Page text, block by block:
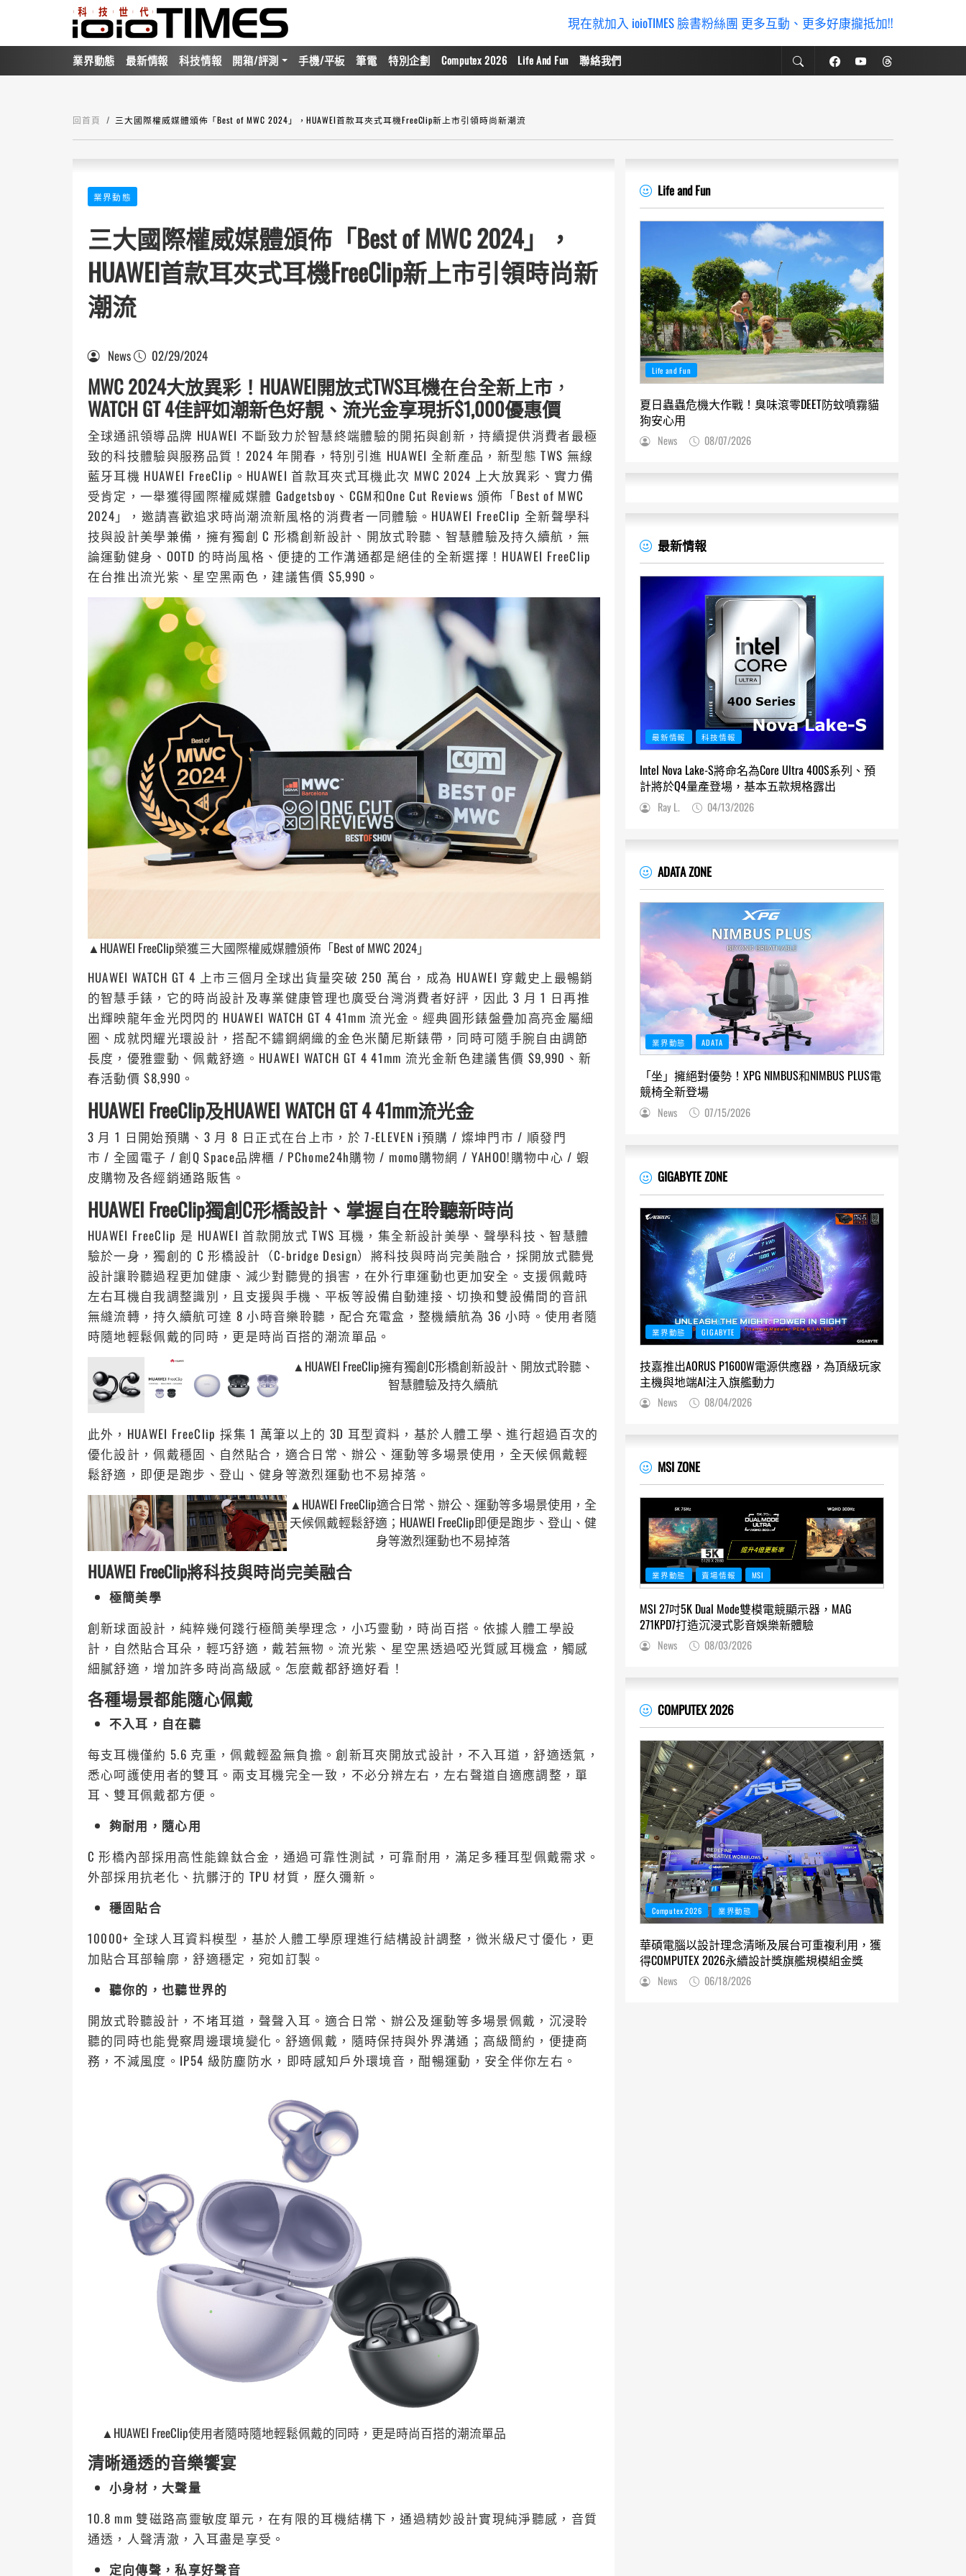
現在就加入 ioioTIMES 臉書粉絲團 更多互動、更多好康攏抵加!!
業界動態 最新情報 科技情報 開箱/評測 手機/平板 筆電 特別企劃 Computex 2026 Life And Fun 聯絡我們
回首頁 三大國際權威媒體頒佈「Best of MWC 2024」，HUAWEI首款耳夾式耳機FreeClip新上市引領時尚新潮流
業界動態
三大國際權威媒體頒佈「Best of MWC 2024」，
HUAWEI首款耳夾式耳機FreeClip新上市引領時尚新
潮流
News 02/29/2024
MWC 2024大放異彩！HUAWEI開放式TWS耳機在台全新上市，
WATCH GT 4佳評如潮新色好靚、流光金享現折$1,000優惠價
全球通訊領導品牌 HUAWEI 不斷致力於智慧終端體驗的開拓與創新，持續提供消費者最極
致的科技體驗與服務品質！2024 年開春，特別引進 HUAWEI 全新產品，新型態 TWS 無線
藍牙耳機 HUAWEI FreeClip。HUAWEI 首款耳夾式耳機此次 MWC 2024 上大放異彩、實力備
受肯定，一舉獲得國際權威媒體 Gadgetsboy、CGM和One Cut Reviews 頒佈「Best of MWC
2024」，邀請喜歡追求時尚潮流新風格的消費者一同體驗。HUAWEI FreeClip 全新聲學科
技與設計美學兼備，擁有獨創 C 形橋創新設計、開放式聆聽、智慧體驗及持久續航，無
論運動健身、OOTD 的時尚風格、便捷的工作溝通都是絕佳的全新選擇！HUAWEI FreeClip
在台推出流光紫、星空黑兩色，建議售價 $5,990。
▲HUAWEI FreeClip榮獲三大國際權威媒體頒佈「Best of MWC 2024」
HUAWEI WATCH GT 4 上市三個月全球出貨量突破 250 萬台，成為 HUAWEI 穿戴史上最暢銷
的智慧手錶，它的時尚設計及專業健康管理也廣受台灣消費者好評，因此 3 月 1 日再推
出輝映龍年金光閃閃的 HUAWEI WATCH GT 4 41mm 流光金。經典圓形錶盤疊加高亮金屬細
圈、成就閃耀光環設計，搭配不鏽鋼網織的金色米蘭尼斯錶帶，同時可隨手腕自由調節
長度，優雅靈動、佩戴舒適。HUAWEI WATCH GT 4 41mm 流光金新色建議售價 $9,990、新
春活動價 $8,990。
HUAWEI FreeClip及HUAWEI WATCH GT 4 41mm流光金
3 月 1 日開始預購、3 月 8 日正式在台上市，於 7-ELEVEN i預購 / 燦坤門市 / 順發門
市 / 全國電子 / 創Q Space品牌櫃 / PChome24h購物 / momo購物網 / YAHOO!購物中心 / 蝦
皮購物及各經銷通路販售。
HUAWEI FreeClip獨創C形橋設計、掌握自在聆聽新時尚
HUAWEI FreeClip 是 HUAWEI 首款開放式 TWS 耳機，集全新設計美學、聲學科技、智慧體
驗於一身，獨創的 C 形橋設計（C-bridge Design）將科技與時尚完美融合，採開放式聽覺
設計讓聆聽過程更加健康、減少對聽覺的損害，在外行車運動也更加安全。支援佩戴時
左右耳機自我調整識別，且支援與手機、平板等設備自動連接、切換和雙設備間的音訊
無縫流轉，持久續航可達 8 小時音樂聆聽，配合充電盒，整機續航為 36 小時。使用者隨
時隨地輕鬆佩戴的同時，更是時尚百搭的潮流單品。
▲HUAWEI FreeClip擁有獨創C形橋創新設計、開放式聆聽、
智慧體驗及持久續航
此外，HUAWEI FreeClip 採集 1 萬筆以上的 3D 耳型資料，基於人體工學、進行超過百次的
優化設計，佩戴穩固、自然貼合，適合日常、辦公、運動等多場景使用，全天候佩戴輕
鬆舒適，即便是跑步、登山、健身等激烈運動也不易掉落。
▲HUAWEI FreeClip適合日常、辦公、運動等多場景使用，全
天候佩戴輕鬆舒適；HUAWEI FreeClip即便是跑步、登山、健
身等激烈運動也不易掉落
HUAWEI FreeClip將科技與時尚完美融合
極簡美學
創新球面設計，純粹幾何踐行極簡美學理念，小巧靈動，時尚百搭。依據人體工學設
計，自然貼合耳朵，輕巧舒適，戴若無物。流光紫、星空黑透過啞光質感耳機盒，觸感
細膩舒適，增加許多時尚高級感。怎麼戴都舒適好看！
各種場景都能隨心佩戴
不入耳，自在聽
每支耳機僅約 5.6 克重，佩戴輕盈無負擔。創新耳夾開放式設計，不入耳道，舒適透氣，
悉心呵護使用者的雙耳。兩支耳機完全一致，不必分辨左右，左右聲道自適應調整，單
耳、雙耳佩戴都方便。
夠耐用，隨心用
C 形橋內部採用高性能鎳鈦合金，通過可靠性測試，可靠耐用，滿足多種耳型佩戴需求。
外部採用抗老化、抗髒汙的 TPU 材質，歷久彌新。
穩固貼合
10000+ 全球人耳資料模型，基於人體工學原理進行結構設計調整，微米級尺寸優化，更
加貼合耳部輪廓，舒適穩定，宛如訂製。
聽你的，也聽世界的
開放式聆聽設計，不堵耳道，聲聲入耳。適合日常、辦公及運動等多場景佩戴，沉浸聆
聽的同時也能覺察周邊環境變化。舒適佩戴，隨時保持與外界溝通；高級簡約，便捷商
務，不減風度。IP54 級防塵防水，即時感知戶外環境音，酣暢運動，安全伴你左右。
▲HUAWEI FreeClip使用者隨時隨地輕鬆佩戴的同時，更是時尚百搭的潮流單品
清晰通透的音樂饗宴
小身材，大聲量
10.8 mm 雙磁路高靈敏度單元，在有限的耳機結構下，通過精妙設計實現純淨聽感，音質
通透，人聲清澈，入耳盡是享受。
定向傳聲，私享好聲音
Life and Fun
Life and Fun
夏日蟲蟲危機大作戰！臭味滾零DEET防蚊噴霧貓
狗安心用
News 08/07/2026
最新情報
最新情報 科技情報
Intel Nova Lake-S將命名為Core Ultra 400S系列、預
計將於Q4量產登場，基本五款規格露出
Ray L. 04/13/2026
ADATA ZONE
業界動態 ADATA
「坐」擁絕對優勢！XPG NIMBUS和NIMBUS PLUS電
競椅全新登場
News 07/15/2026
GIGABYTE ZONE
業界動態 GIGABYTE
技嘉推出AORUS P1600W電源供應器，為頂級玩家
主機與地端AI注入旗艦動力
News 08/04/2026
MSI ZONE
業界動態 賣場情報 MSI
MSI 27吋5K Dual Mode雙模電競顯示器，MAG
271KPD7打造沉浸式影音娛樂新體驗
News 08/03/2026
COMPUTEX 2026
Computex 2026 業界動態
華碩電腦以設計理念清晰及展台可重複利用，獲
得COMPUTEX 2026永續設計獎旗艦規模組金獎
News 06/18/2026